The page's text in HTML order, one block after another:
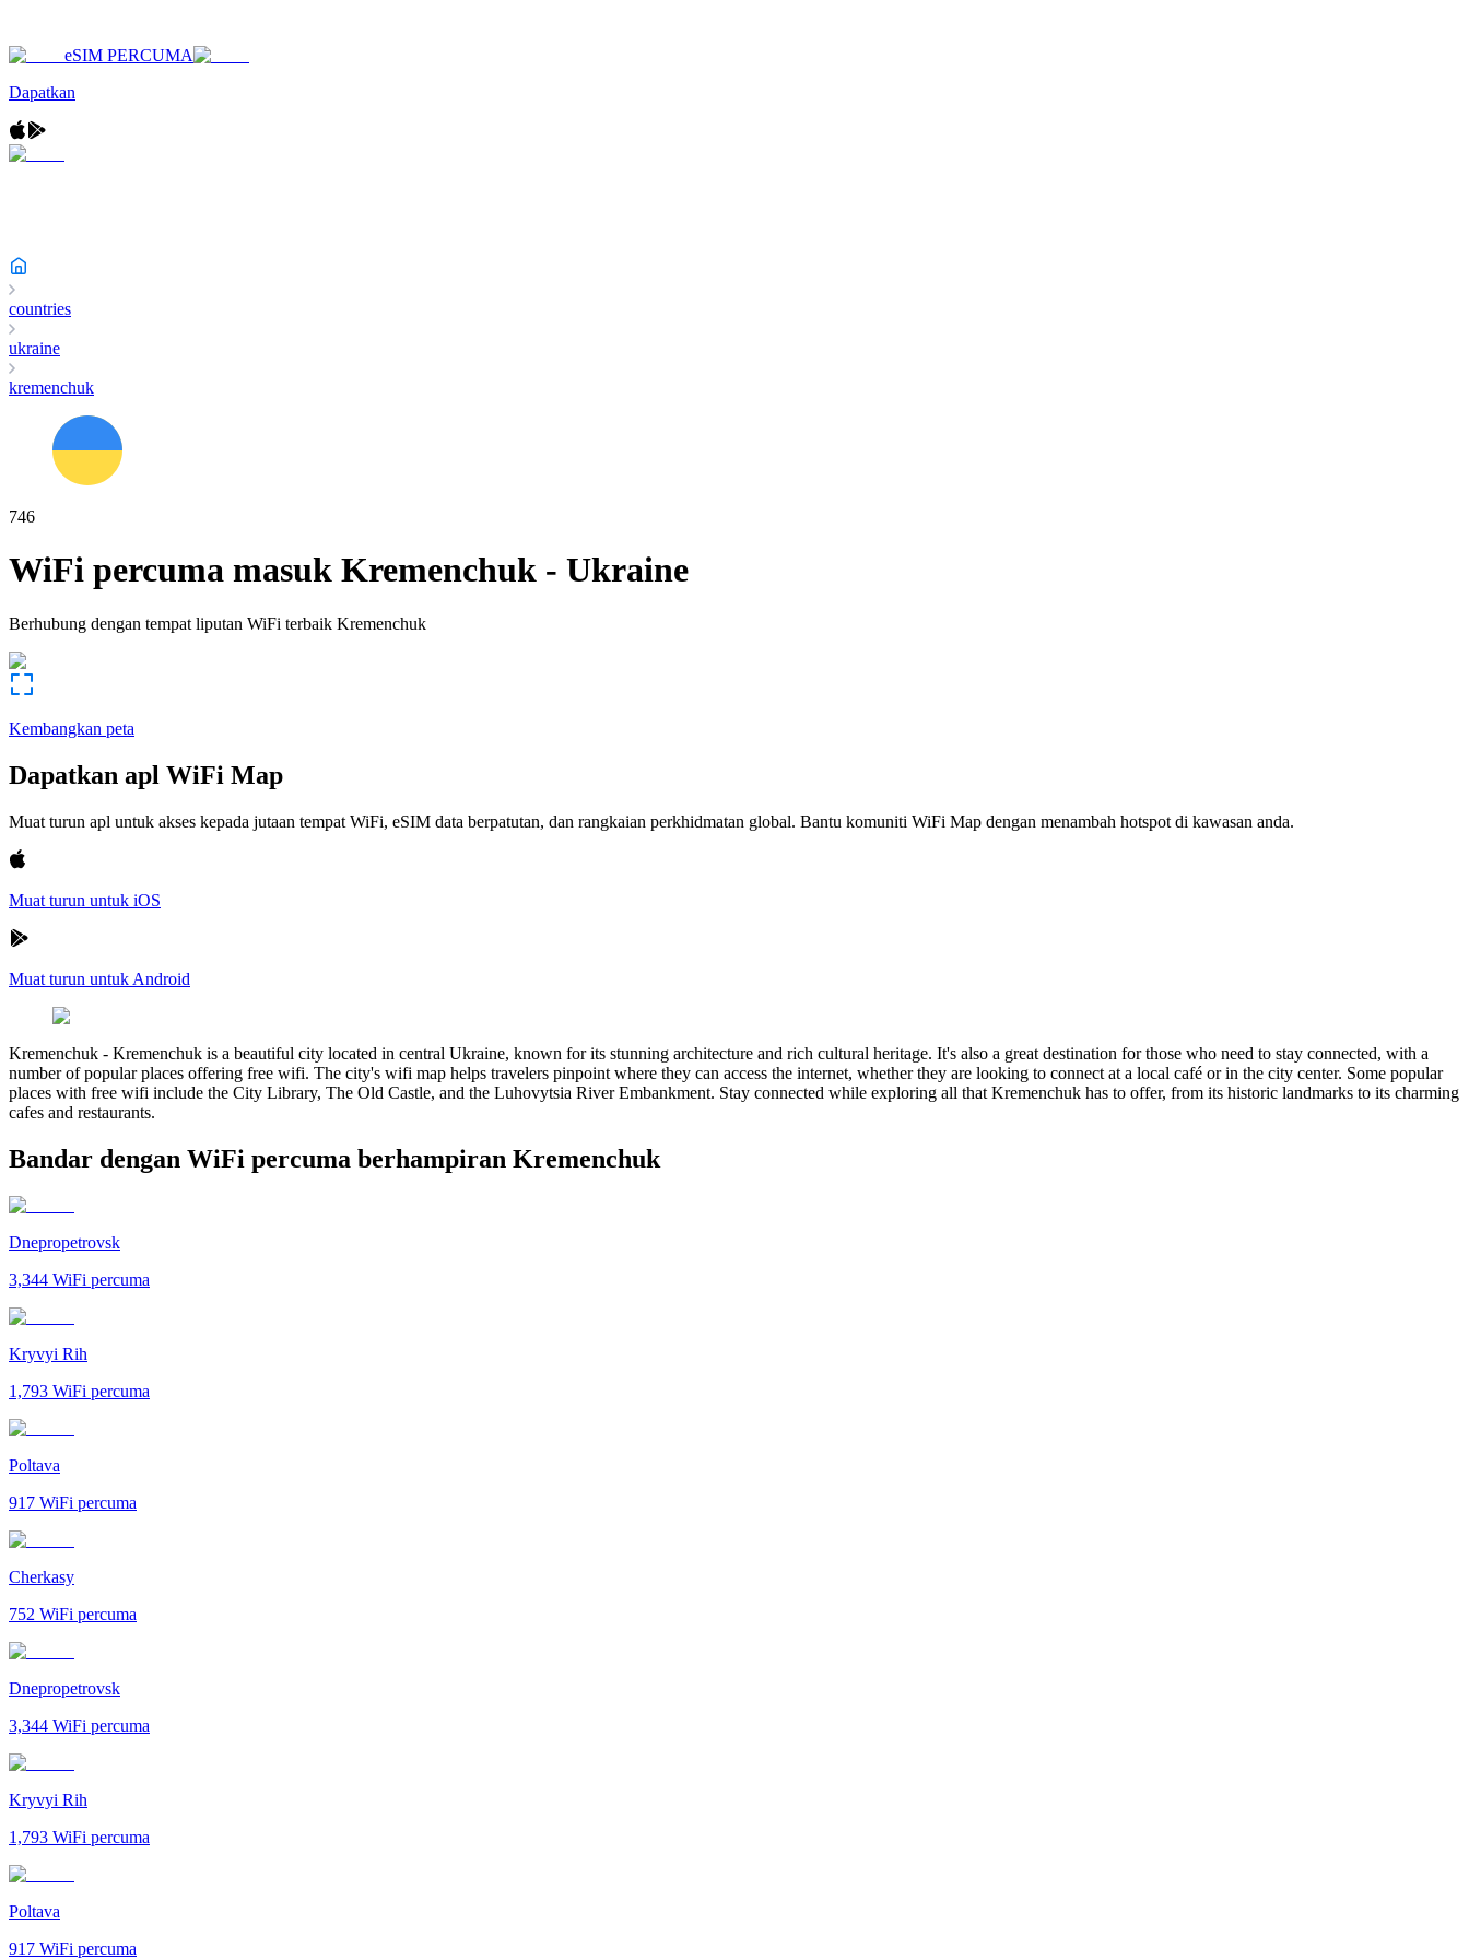
eSIM PERCUMA
Dapatkan
countries
ukraine
kremenchuk
746
WiFi percuma masuk Kremenchuk - Ukraine
Berhubung dengan tempat liputan WiFi terbaik Kremenchuk
Kembangkan peta
Dapatkan apl WiFi Map
Muat turun apl untuk akses kepada jutaan tempat WiFi, eSIM data berpatutan, dan rangkaian perkhidmatan global. Bantu komuniti WiFi Map dengan menambah hotspot di kawasan anda.
Muat turun untuk iOS
Muat turun untuk Android
Kremenchuk - Kremenchuk is a beautiful city located in central Ukraine, known for its stunning architecture and rich cultural heritage. It's also a great destination for those who need to stay connected, with a
number of popular places offering free wifi. The city's wifi map helps travelers pinpoint where they can access the internet, whether they are looking to connect at a local café or in the city center. Some popular
places with free wifi include the City Library, The Old Castle, and the Luhovytsia River Embankment. Stay connected while exploring all that Kremenchuk has to offer, from its historic landmarks to its charming
cafes and restaurants.
Bandar dengan WiFi percuma berhampiran Kremenchuk
Dnepropetrovsk
3,344 WiFi percuma
Kryvyi Rih
1,793 WiFi percuma
Poltava
917 WiFi percuma
Cherkasy
752 WiFi percuma
Dnepropetrovsk
3,344 WiFi percuma
Kryvyi Rih
1,793 WiFi percuma
Poltava
917 WiFi percuma